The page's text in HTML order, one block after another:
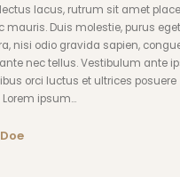
lacus, rutrum sit amet
mauris. Duis molestie, purus eget
nisi odio gravida sapien,
nec tellus. Vestibulum ante
orci luctus et ultrices posuere
ipsum...